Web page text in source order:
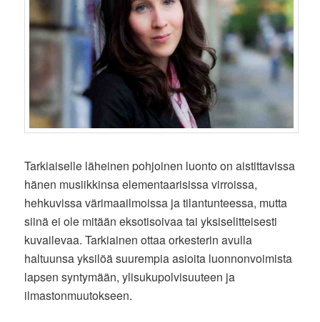
Tarkiaiselle läheinen pohjoinen luonto on aistittavissa
hänen musiikkinsa elementaarisissa virroissa,
hehkuvissa värimaailmoissa ja tilantunteessa, mutta
siinä ei ole mitään eksotisoivaa tai yksiselitteisesti
kuvailevaa. Tarkiainen ottaa orkesterin avulla
haltuunsa yksilöä suurempia asioita luonnonvoimista
lapsen syntymään, ylisukupolvisuuteen ja
ilmastonmuutokseen.